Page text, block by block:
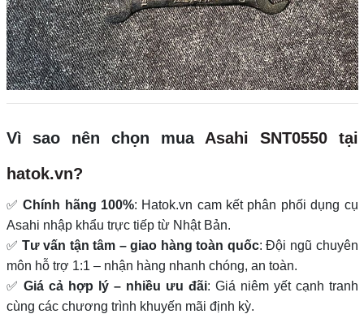
Vì sao nên chọn mua Asahi SNT0550 tại
hatok.vn?
✅Chính hãng 100%: Hatok.vn cam kết phân phối dụng cụ
Asahi nhập khẩu trực tiếp từ Nhật Bản.
✅ Tư vấn tận tâm – giao hàng toàn quốc: Đội ngũ chuyên
môn hỗ trợ 1:1 – nhận hàng nhanh chóng, an toàn.
✅Giá cả hợp lý – nhiều ưu đãi: Giá niêm yết cạnh tranh
cùng các chương trình khuyến mãi định kỳ.